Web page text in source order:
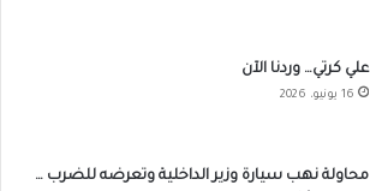
علي كرتي… وردنا الآن
16 يونيو، 2026
محاولة نهب سيارة وزير الداخلية وتعرضه للضرب …